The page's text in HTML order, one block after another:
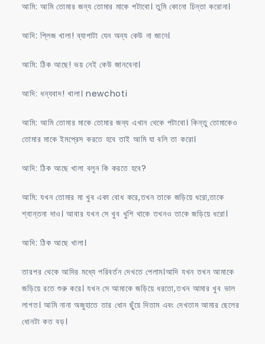
আমি: আমি তোমার জন্য তোমার মাকে পটাবো। তুমি কোনো চিন্তা করোনা।
আদি: প্লিজ খালা! ব্যাপাটা যেন অন্য কেউ না জানে।
আমি: ঠিক আছে! ভয় নেই কেউ জানবেনা।
আদি: ধন্যবাদ! খালা। newchoti
আমি: আমি তোমার মাকে তোমার জন্য এখান থেকে পটাবো। কিন্তু তোমাকেও
তোমার মাকে ইমপ্রেস করতে হবে তাই আমি যা বলি তা করো।
আদি: ঠিক আছে খালা বলুন কি করতে হবে?
আমি: যখন তোমার মা খুব একা বোধ করে,তখন তাকে জড়িয়ে ধরো,তাকে
শ্বান্তনা দাও। আবার যখন সে খুব খুশি থাকে তখনও তাকে জড়িয়ে ধরো।
আদি: ঠিক আছে খালা।
তারপর থেকে আদির মধ্যে পরিবর্তন দেখতে পেলাম।আদি যখন তখন আমাকে
জড়িয়ে রতে শুরু করে। যখন সে আমাকে জড়িয়ে ধরতো,তখন আমার খুব ভাল
লাগত। আমি নানা অজুহাতে তার ধোন ছুঁয়ে দিতাম এবং দেখতাম আমার ছেলের
ধোনটা কত বড়।